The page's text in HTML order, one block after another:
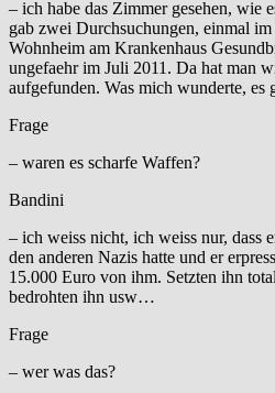
– ich habe das Zimmer gesehen, wie
gab zwei Durchsuchungen, einmal
Wohnheim am Krankenhaus
ungefaehr im Juli 2011. Da hat man
aufgefunden. Was mich wunderte, es
Frage
– waren es scharfe Waffen?
Bandini
– ich weiss nicht, ich weiss nur, dass
den anderen Nazis hatte und er
15.000 Euro von ihm. Setzten ihn
bedrohten ihn usw…
Frage
– wer was das?